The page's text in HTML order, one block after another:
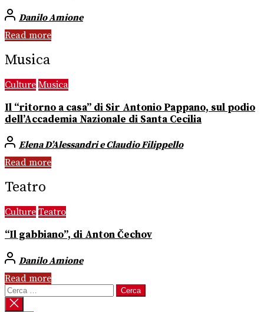
Danilo Amione
Read more
Musica
Culture Musica
Il “ritorno a casa” di Sir Antonio Pappano, sul podio
dell’Accademia Nazionale di Santa Cecilia
Elena D’Alessandri e Claudio Filippello
Read more
Teatro
Culture Teatro
“Il gabbiano”, di Anton Čechov
Danilo Amione
Read more
Ricerca
per: